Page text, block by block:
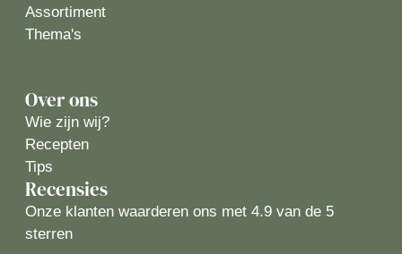
Assortiment
Thema's
Over ons
Wie zijn wij?
Recepten
Tips
Recensies
Onze klanten waarderen ons met 4.9 van de 5
sterren